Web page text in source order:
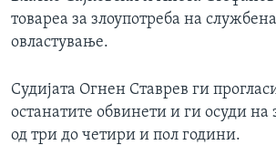
товареа за злоупотреба на
овластување.
Судијата Огнен Ставрев ги
останатите обвинети и ги осуди на
од три до четири и пол години.